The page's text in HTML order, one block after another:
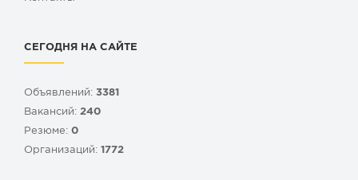
СЕГОДНЯ НА САЙТЕ
Объявлений: 3381
Вакансий: 240
Резюме: 0
Организаций: 1772